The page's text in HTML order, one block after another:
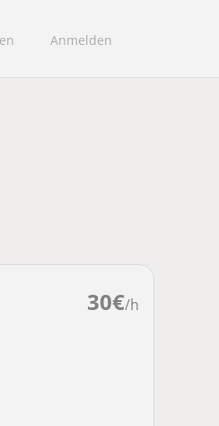
Anmelden
30€/h